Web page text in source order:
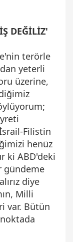
DEĞİLİZ'
terörle
yeterli
üzerine,
Filistin
henüz
ki ABD'deki
gündeme
diye
Milli
var. Bütün